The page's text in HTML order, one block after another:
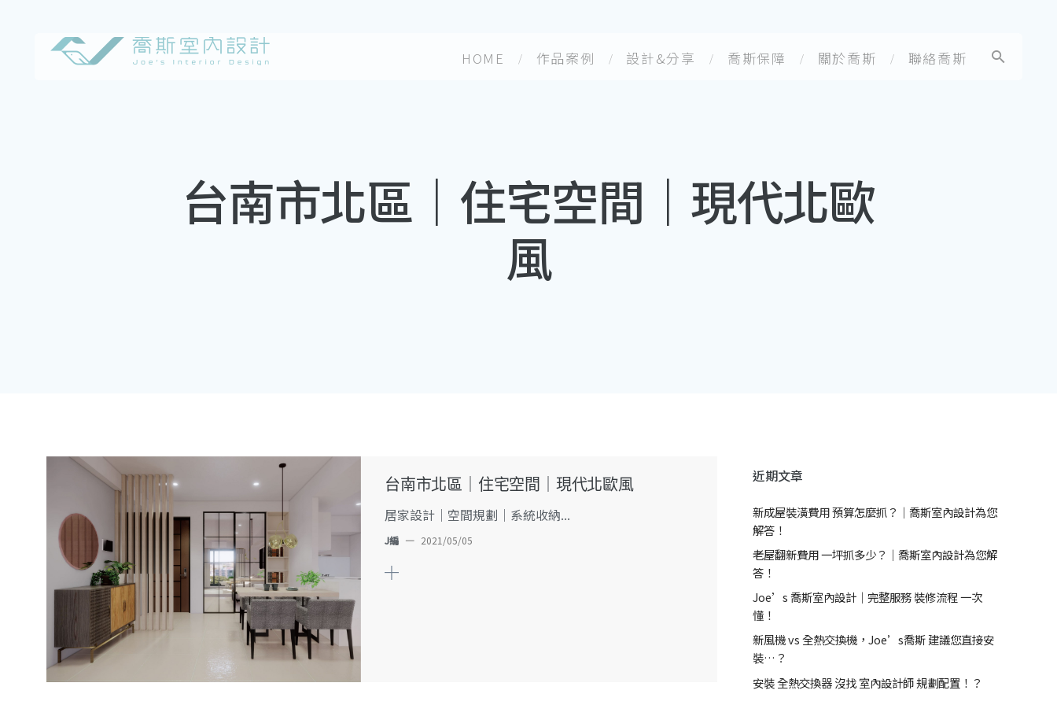
HOME 作品案例 設計&分享 喬斯保障 關於喬斯 聯絡喬斯
台南市北區｜住宅空間｜現代北歐
風
台南市北區｜住宅空間｜現代北歐風
居家設計｜空間規劃｜系統收納...
J編 — 2021/05/05
近期文章
新成屋裝潢費用 預算怎麼抓？｜喬斯室內設計為您
解答！
老屋翻新費用 一坪抓多少？｜喬斯室內設計為您解
答！
Joe’s 喬斯室內設計｜完整服務 裝修流程 一次
懂！
新風機 vs 全熱交換機，Joe’s喬斯 建議您直接安
裝…？
安裝 全熱交換器 沒找 室內設計師 規劃配置！？